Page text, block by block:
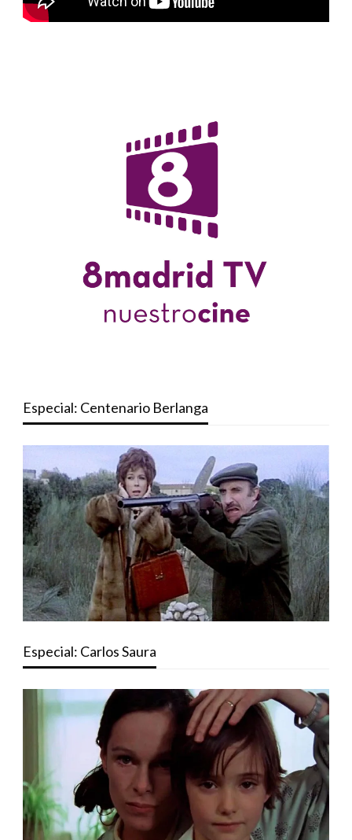
Especial: Centenario Berlanga
Especial: Carlos Saura